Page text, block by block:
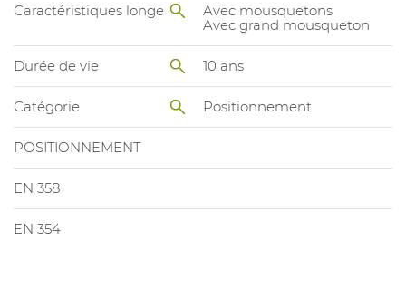
Caractéristiques longe
Avec mousquetons
Avec grand mousqueton
Durée de vie 10 ans
Catégorie Positionnement
POSITIONNEMENT
EN 358
EN 354